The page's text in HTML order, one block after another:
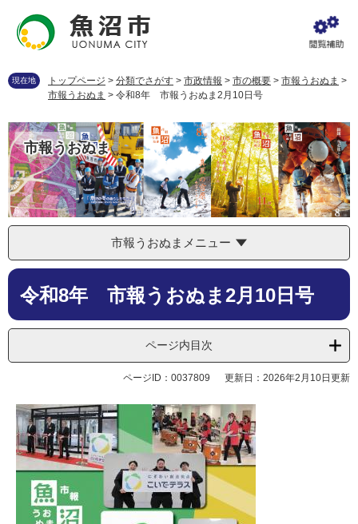
先
す
。
を
し
て
本
文
へ
現在地 トップページ > 分類でさがす > 市政情報 > 市の概要 > 市報うおぬま >
市報うおぬま > 令和8年 市報うおぬま2月10日号
市報うおぬま
市報うおぬまメニュー
本
令和8年 市報うおぬま2月10日号
ページ内目次
ページID：0037809 更新日：2026年2月10日更新